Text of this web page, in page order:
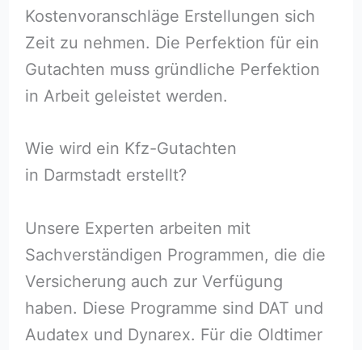
Kostenvoranschläge Erstellungen sich
Zeit zu nehmen. Die Perfektion für ein
Gutachten muss gründliche Perfektion
in Arbeit geleistet werden.
Wie wird ein Kfz-Gutachten
in Darmstadt erstellt?
Unsere Experten arbeiten mit
Sachverständigen Programmen, die die
Versicherung auch zur Verfügung
haben. Diese Programme sind DAT und
Audatex und Dynarex. Für die Oldtimer